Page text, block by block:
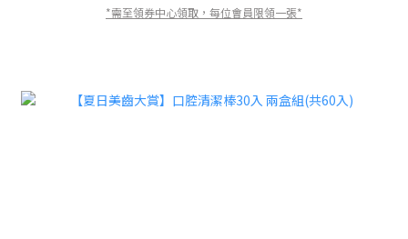
*需至領券中心領取，每位會員限領一張*